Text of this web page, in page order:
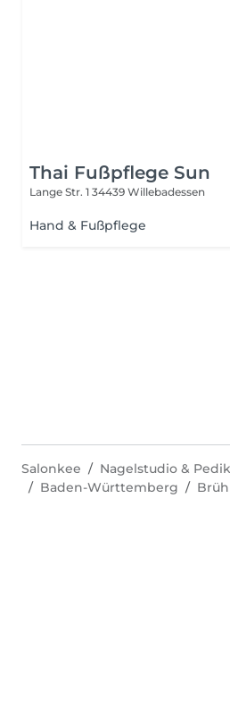
Thai Fußpflege Sun
Lange Str. 1 34439 Willebadessen
Hand & Fußpflege
Salonkee
Nagelstudio &
Baden-Württemberg